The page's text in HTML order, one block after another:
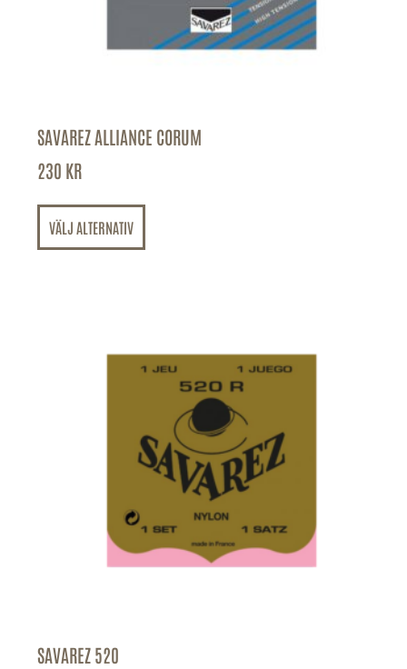
SAVAREZ ALLIANCE CORUM
230 KR
VÄLJ ALTERNATIV
SAVAREZ 520